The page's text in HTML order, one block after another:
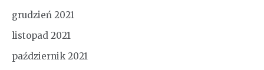
grudzień 2021
listopad 2021
październik 2021